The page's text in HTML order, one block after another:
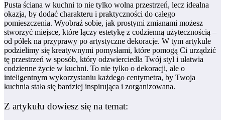
Pusta ściana w kuchni to nie tylko wolna przestrzeń, lecz idealna
okazja, by dodać charakteru i praktyczności do całego
pomieszczenia. Wyobraź sobie, jak prostymi zmianami możesz
stworzyć miejsce, które łączy estetykę z codzienną użytecznością –
od półek na przyprawy po artystyczne dekoracje. W tym artykule
podzielimy się kreatywnymi pomysłami, które pomogą Ci urządzić
tę przestrzeń w sposób, który odzwierciedla Twój styl i ułatwia
codzienne życie w kuchni. To nie tylko o dekoracji, ale o
inteligentnym wykorzystaniu każdego centymetra, by Twoja
kuchnia stała się bardziej inspirująca i zorganizowana.
Z artykułu dowiesz się na temat: